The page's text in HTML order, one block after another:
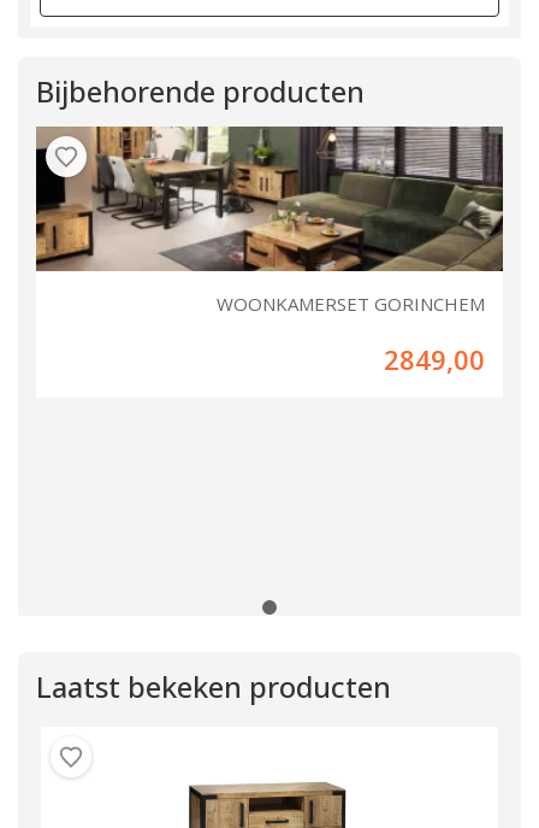
Bijbehorende producten
WOONKAMERSET GORINCHEM
2849,00
Laatst bekeken producten